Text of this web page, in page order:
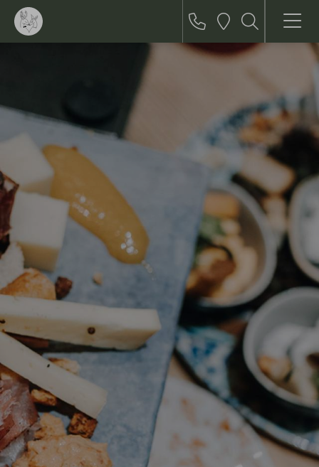
+43
(0)
5212
LageSuchen Menü